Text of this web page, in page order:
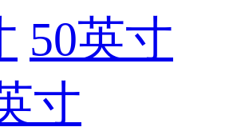
50英寸
寸